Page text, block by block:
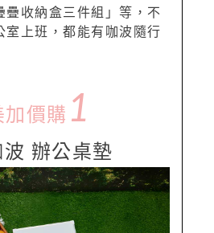
疊收納盒三件組」等，不
室上班，都能有咖波隨行
加價購 1
辦公桌墊